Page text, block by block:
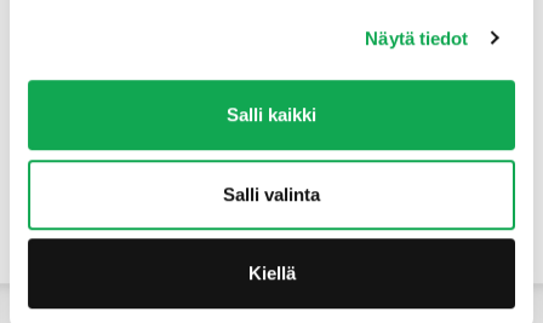
Näytä tiedot
Salli kaikki
Salli valinta
Kiellä